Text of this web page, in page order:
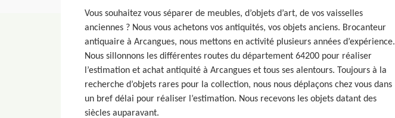
Vous souhaitez vous séparer de meubles, d’objets d’art, de vos vaisselles
anciennes ? Nous vous achetons vos antiquités, vos objets anciens. Brocanteur
antiquaire à Arcangues, nous mettons en activité plusieurs années d’expérience.
Nous sillonnons les différentes routes du département 64200 pour réaliser
l’estimation et achat antiquité à Arcangues et tous ses alentours. Toujours à la
recherche d’objets rares pour la collection, nous nous déplaçons chez vous dans
un bref délai pour réaliser l’estimation. Nous recevons les objets datant des
siècles auparavant.